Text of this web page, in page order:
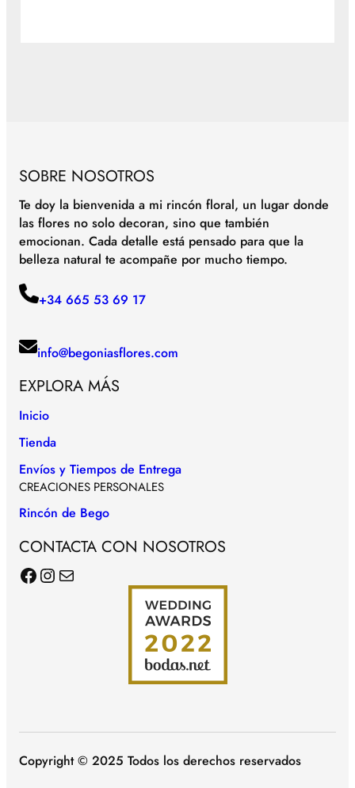
SOBRE NOSOTROS
Te doy la bienvenida a mi rincón floral, un lugar donde
las flores no solo decoran, sino que también
emocionan. Cada detalle está pensado para que la
belleza natural te acompañe por mucho tiempo.
+34 665 53 69 17
info@begoniasflores.com
EXPLORA MÁS
Inicio
Tienda
Envíos y Tiempos de Entrega
CREACIONES PERSONALES
Rincón de Bego
CONTACTA CON NOSOTROS
Facebook Instagram Correo electrónico
Copyright © 2025 Todos los derechos reservados